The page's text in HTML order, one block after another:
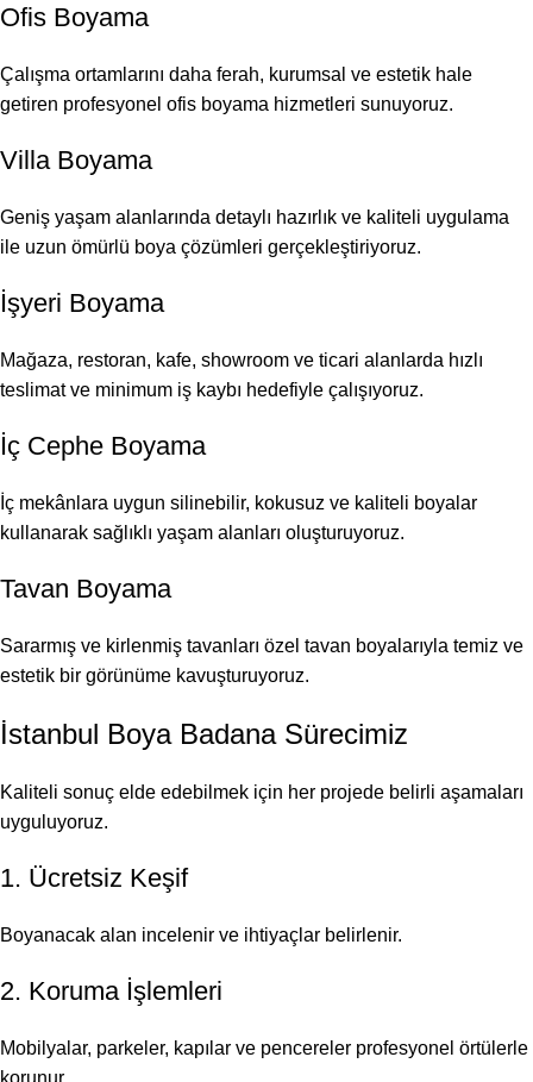
Ofis Boyama
Çalışma ortamlarını daha ferah, kurumsal ve estetik hale
getiren profesyonel ofis boyama hizmetleri sunuyoruz.
Villa Boyama
Geniş yaşam alanlarında detaylı hazırlık ve kaliteli uygulama
ile uzun ömürlü boya çözümleri gerçekleştiriyoruz.
İşyeri Boyama
Mağaza, restoran, kafe, showroom ve ticari alanlarda hızlı
teslimat ve minimum iş kaybı hedefiyle çalışıyoruz.
İç Cephe Boyama
İç mekânlara uygun silinebilir, kokusuz ve kaliteli boyalar
kullanarak sağlıklı yaşam alanları oluşturuyoruz.
Tavan Boyama
Sararmış ve kirlenmiş tavanları özel tavan boyalarıyla temiz ve
estetik bir görünüme kavuşturuyoruz.
İstanbul Boya Badana Sürecimiz
Kaliteli sonuç elde edebilmek için her projede belirli aşamaları
uyguluyoruz.
1. Ücretsiz Keşif
Boyanacak alan incelenir ve ihtiyaçlar belirlenir.
2. Koruma İşlemleri
Mobilyalar, parkeler, kapılar ve pencereler profesyonel örtülerle
korunur.